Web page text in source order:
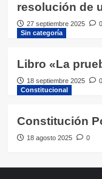
resolución de
27 septiembre 2025
0
Sin categoría
Libro «La
18 septiembre 2025
0
Constitucional
Constitución
18 agosto 2025 0